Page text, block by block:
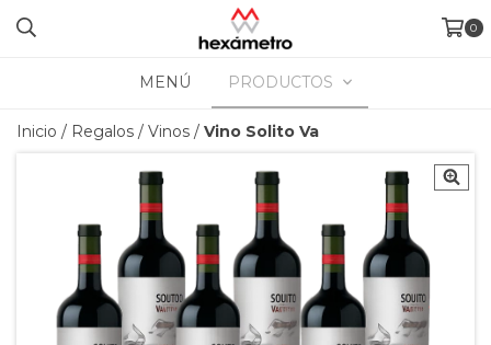
0
MENÚ PRODUCTOS
Inicio / Regalos / Vinos / Vino Solito Va